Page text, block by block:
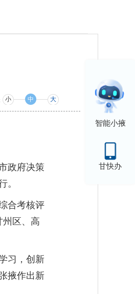
智能小掖
甘快办
小 中 大
政府决策
。
合考核评
州区、高
习，创新
掖作出新